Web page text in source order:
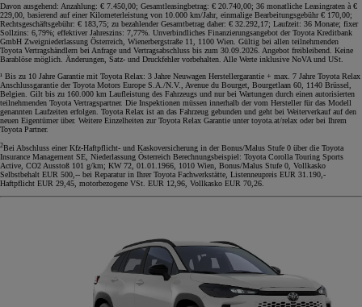
Davon ausgehend: Anzahlung: € 7.450,00; Gesamtleasingbetrag: € 20.740,00; 36 monatliche Leasingraten à €
229,00, basierend auf einer Kilometerleistung von 10.000 km/Jahr, einmalige Bearbeitungsgebühr € 170,00;
Rechtsgeschäftsgebühr: € 183,75; zu bezahlender Gesamtbetrag daher: € 32.292,17; Laufzeit: 36 Monate; fixer
Sollzins: 6,79%; effektiver Jahreszins: 7,77%. Unverbindliches Finanzierungsangebot der Toyota Kreditbank
GmbH Zweigniederlassung Österreich, Wienerbergstraße 11, 1100 Wien. Gültig bei allen teilnehmenden
Toyota Vertragshändlern bei Anfrage und Vertragsabschluss bis zum 30.09.2026. Angebot freibleibend. Keine
Barablöse möglich. Änderungen, Satz- und Druckfehler vorbehalten. Alle Werte inklusive NoVA und USt
¹ Bis zu 10 Jahre Garantie mit Toyota Relax: 3 Jahre Neuwagen Herstellergarantie + max. 7 Jahre Toyota Relax
Anschlussgarantie der Toyota Motors Europe S.A./N.V., Avenue du Bourget, Bourgetlaan 60, 1140 Brüssel,
Belgien. Gilt bis zu 160.000 km Laufleistung des Fahrzeugs und nur bei Wartungen durch einen autorisierten
teilnehmenden Toyota Vertragspartner. Die Inspektionen müssen innerhalb der vom Hersteller für das Modell
genannten Laufzeiten erfolgen. Toyota Relax ist an das Fahrzeug gebunden und geht bei Weiterverkauf auf den
neuen Eigentümer über. Weitere Einzelheiten zur Toyota Relax Garantie unter toyota.at/relax oder bei Ihrem
Toyota Partner.
2Bei Abschluss einer Kfz-Haftpflicht- und Kaskoversicherung in der Bonus/Malus Stufe 0 über die Toyota
Insurance Management SE, Niederlassung Österreich Berechnungsbeispiel: Toyota Corolla Touring Sports
Active, CO2 Ausstoß 101 g/km; KW 72, 01.01.1966, 1010 Wien, Bonus/Malus Stufe 0, Vollkasko
Selbstbehalt EUR 500,-- bei Reparatur in Ihrer Toyota Fachwerkstätte, Listenneupreis EUR 31.190,-
Haftpflicht EUR 29,45, motorbezogene VSt. EUR 12,96, Vollkasko EUR 70,26.